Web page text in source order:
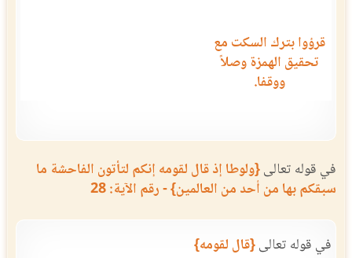
قرؤوا بترك السكت مع
تحقيق الهمزة وصلاً
ووقفا.
في قوله تعالى{ولوطا إذ قال لقومه إنكم لتأتون الفاحشة ما
سبقكم بها من أحد من العالمين} - رقم الآية: 28
في قوله تعالى{قال لقومه}